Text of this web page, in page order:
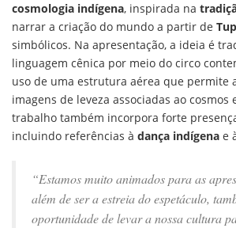
cosmologia indígena, inspirada na
narrar a criação do mundo a partir de
simbólicos. Na apresentação, a ideia é
linguagem cênica por meio do circo
uso de uma estrutura aérea que permite
imagens de leveza associadas ao cosmos
trabalho também incorpora forte
incluindo referências à dança indígena e
“Estamos muito animados para as
além de ser a estreia do espetáculo,
oportunidade de levar a nossa cultura